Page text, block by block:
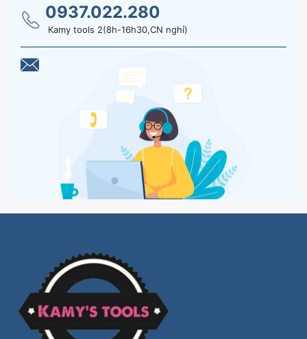
0937.022.280
Kamy tools 2(8h-16h30,CN nghỉ)